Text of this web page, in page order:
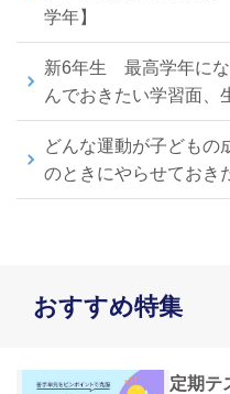
学年】
新6年生 最高学年にな
んでおきたい学習面、
どんな運動が子ども
のときにやらせておき
おすすめ特集
定期テ